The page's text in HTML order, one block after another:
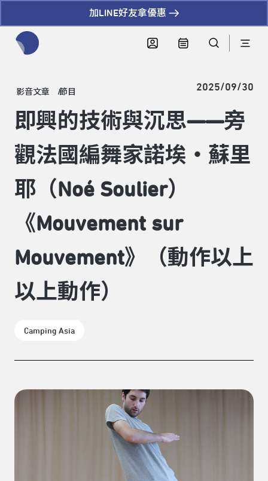
加LINE好友拿優惠
影音文章 節目 2025/09/30
即興的技術與沉思——旁
觀法國編舞家諾埃・蘇里
耶（Noé Soulier）
《Mouvement sur
Mouvement》（動作以上
以上動作）
Camping Asia